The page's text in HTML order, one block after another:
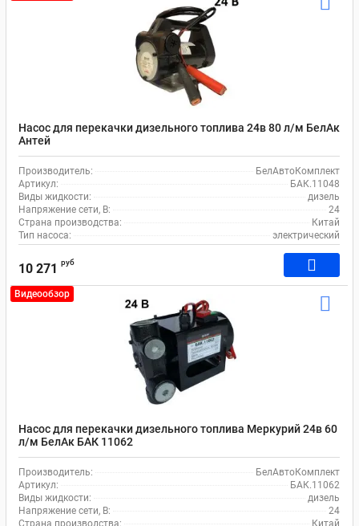
Насос для перекачки дизельного топлива 24в 80 л/м БелАк
Антей
Производитель:
БелАвтоКомплект
Артикул:
БАК.11048
Виды жидкости:
дизель
Напряжение сети, В:
24
Страна производства:
Китай
Тип насоса:
электрический
10 271 руб
Видеообзор
Насос для перекачки дизельного топлива Меркурий 24в 60
л/м БелАк БАК 11062
Производитель:
БелАвтоКомплект
Артикул:
БАК.11062
Виды жидкости:
дизель
Напряжение сети, В:
24